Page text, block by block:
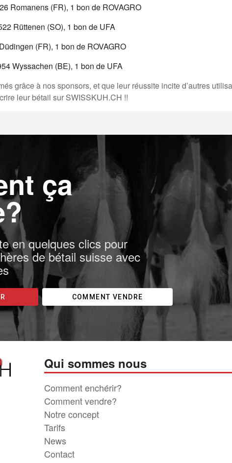
Romanens (FR), 1 bon de ROVAGRO
Rüttenen (SO), 1 bon de UFA
(FR), 1 bon de ROVAGRO
Wyssachen (BE), 1 bon de UFA
grâce à nos sponsors, et que leur réussite incite d’autres
leur bétail sur SWISSKUH.CH !!
ça
en quelques clics pour
de bétail suisse avec
COMMENT VENDRE
Qui sommes nous
Comment enchérir?
Comment vendre?
Notre concept
Tarifs
News
Contact